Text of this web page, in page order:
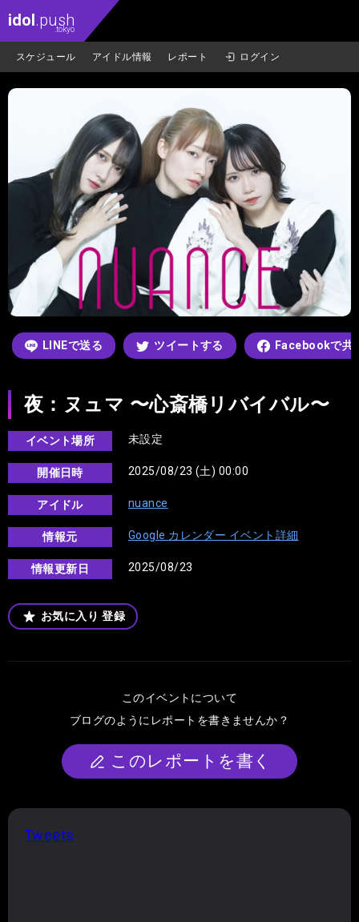
idol.push
.tokyo
スケジュール アイドル情報 レポート ログイン
LINEで送る ツイートする Facebookで共
夜：ヌュマ 〜心斎橋リバイバル〜
イベント場所 未設定
開催日時 2025/08/23 (土) 00:00
アイドル nuance
情報元 Google カレンダー イベント詳細
情報更新日 2025/08/23
お気に入り 登録
このイベントについて
ブログのようにレポートを書きませんか？
このレポートを書く
Tweets